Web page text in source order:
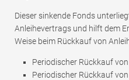
Dieser sinkende Fonds
Anleihevertrags und hilft dem
Weise beim Rückkauf von
Periodischer Rückkauf
Periodischer Rückkauf